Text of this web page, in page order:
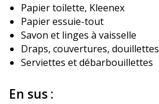
Papier toilette, Kleenex
Papier essuie-tout
Savon et linges à vaisselle
Draps, couvertures, douillettes
Serviettes et débarbouillettes
En sus :